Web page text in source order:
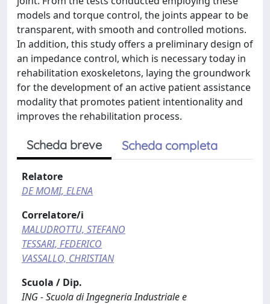
models and torque control, the joints appear to be
transparent, with smooth and controlled motions.
In addition, this study offers a preliminary design of
an impedance control, which is necessary today in
rehabilitation exoskeletons, laying the groundwork
for the development of an active patient assistance
modality that promotes patient intentionality and
improves the rehabilitation process.
Scheda breve Scheda completa
Relatore
DE MOMI, ELENA
Correlatore/i
MALUDROTTU, STEFANO
TESSARI, FEDERICO
VASSALLO, CHRISTIAN
Scuola / Dip.
ING - Scuola di Ingegneria Industriale e